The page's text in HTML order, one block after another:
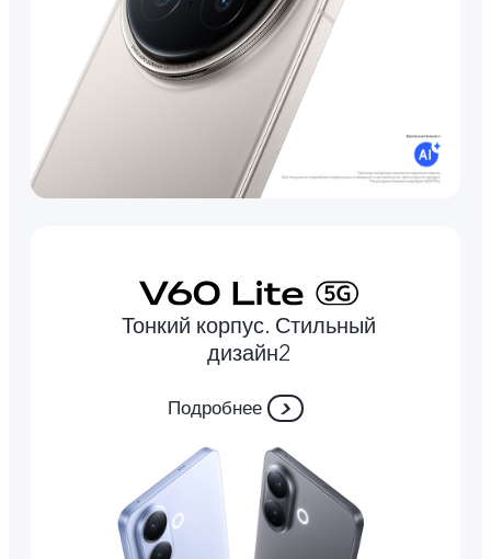
Тонкий корпус. Стильный
дизайн2
Подробнее